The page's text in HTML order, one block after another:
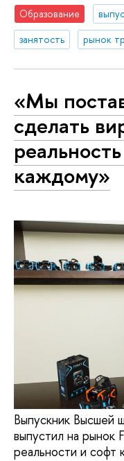
Образование
занятость
рынок
«Мы
сделать
каждому»
Выпускник Высшей
выпустил на рынок
реальности и софт